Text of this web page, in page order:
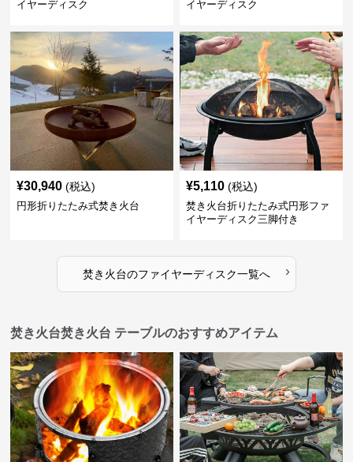
イヤーディスク イヤーディスク
¥30,940 (税込)
円形折りたたみ式焚き火台
¥5,110 (税込)
焚き火台折りたたみ式円形ファ
イヤーディスク三脚付き
焚き火台のファイヤーディスク一覧へ ›
焚き火台焚き火台 テーブルのおすすめアイテム